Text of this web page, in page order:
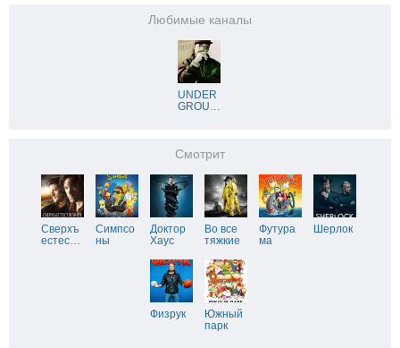
Любимые каналы
UNDER
GROU…
Смотрит
Сверхъ
естес…
Симпсо
ны
Доктор
Хаус
Во все
тяжкие
Футура
ма
Шерлок
Физрук
Южный
парк